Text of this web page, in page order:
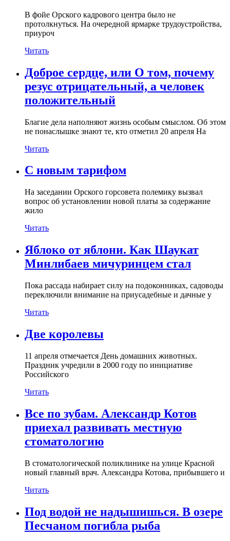
В фойе Орского кадрового центра было не
протолкнуться. На очередной ярмарке трудоустройства,
приуроч
Читать
Доброе сердце, или О том, почему
резус отрицательный, а человек
положительный
Благие дела наполняют жизнь особым смыслом. Об этом
не понаслышке знают те, кто отметил 20 апреля На
Читать
С новым тарифом
На заседании Орского горсовета полемику вызвал
вопрос об установлении новой платы за содержание
жило
Читать
Яблоко от яблони. Как Шаукат
Минлибаев мичуринцем стал
Пока рассада набирает силу на подоконниках, садоводы
переключили внимание на приусадебные и дачные у
Читать
Две королевы
11 апреля отмечается День домашних животных.
Праздник учредили в 2000 году по инициативе
Российского
Читать
Все по зубам. Александр Котов
приехал развивать местную
стоматологию
В стоматологической поликлинике на улице Красной
новый главный врач. Александра Котова, прибывшего и
Читать
Под водой не надышишься. В озере
Песчаном погибла рыба